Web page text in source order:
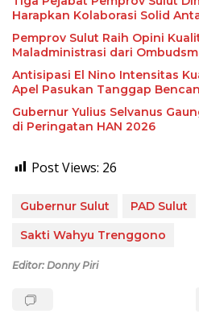
Harapkan Kolaborasi Solid
Pemprov Sulut Raih Opini
Maladministrasi dari
Antisipasi El Nino Intensitas
Apel Pasukan Tanggap
Gubernur Yulius Selvanus
di Peringatan HAN 2026
Post Views: 26
Gubernur Sulut
PAD Sulut
Sakti Wahyu Trenggono
Editor: Donny Piri